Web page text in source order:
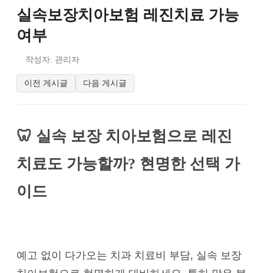
실속보장치아보험 레진치료 가능
여부
작성자: 관리자
이전 게시글 다음 게시글
🦷 실속 보장 치아보험으로 레진
치료도 가능할까? 현명한 선택 가
이드
예고 없이 다가오는 치과 치료비 부담, 실속 보장